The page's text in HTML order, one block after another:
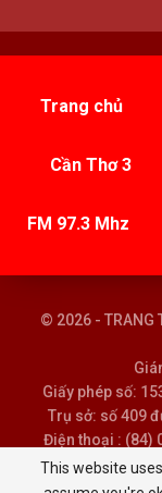
Trang chủ
Cần Thơ 3
FM 97.3 Mhz
© 2026 - TRANG
Giấy phép số:
Trụ sở: số 409
Điện thoại : (84)
This website